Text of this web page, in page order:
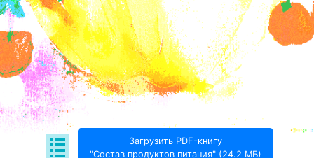
Загрузить PDF-книгу
"Состав продуктов питания" (24.2 МБ)